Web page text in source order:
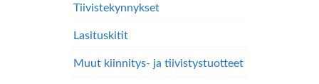
Tiivistekynnykset
Lasituskitit
Muut kiinnitys- ja tiivistystuotteet